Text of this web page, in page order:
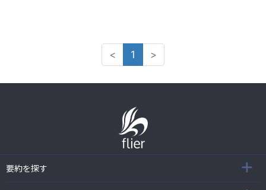
< 1 >
要約を探す